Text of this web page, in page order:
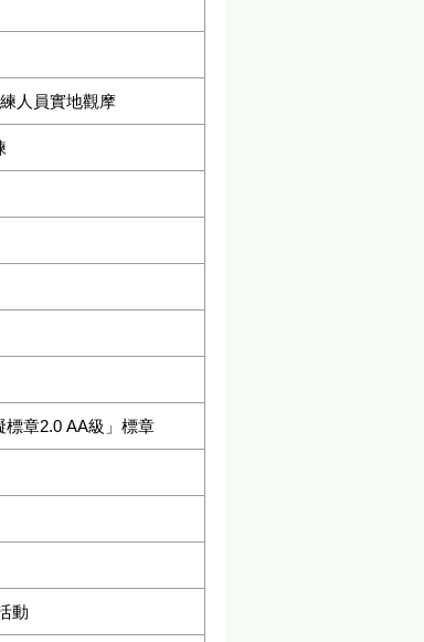
人員實地觀摩
章2.0 AA級」標章
動